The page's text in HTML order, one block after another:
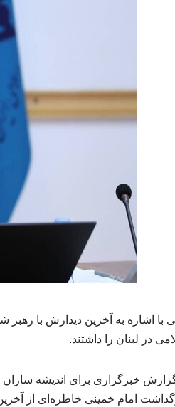
با اشاره به آخرین دیدارش با
در لبنان را داشتند.
خبرگزاری برای اندیشه
امام خمینی خاطره‌ای از